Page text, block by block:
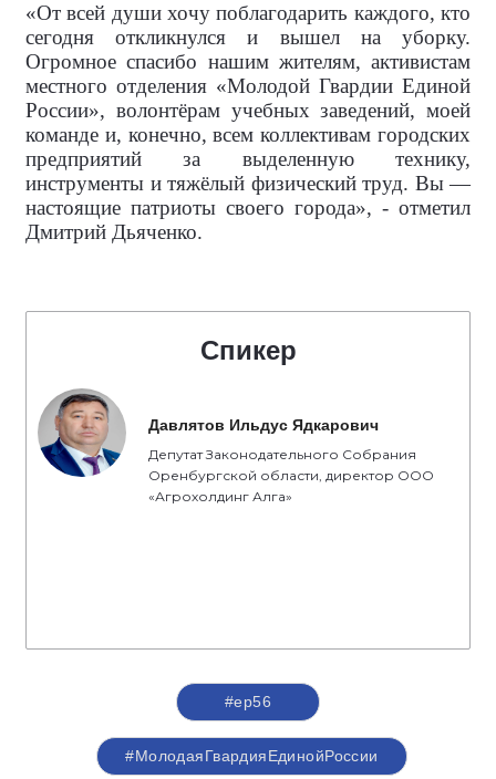
«От всей души хочу поблагодарить каждого, кто
сегодня откликнулся и вышел на уборку.
Огромное спасибо нашим жителям, активистам
местного отделения «Молодой Гвардии Единой
России», волонтёрам учебных заведений, моей
команде и, конечно, всем коллективам городских
предприятий за выделенную технику,
инструменты и тяжёлый физический труд. Вы —
настоящие патриоты своего города», - отметил
Дмитрий Дьяченко.
Спикер
Давлятов Ильдус Ядкарович
Депутат Законодательного Собрания
Оренбургской области, директор ООО
«Агрохолдинг Алга»
#ер56
#МолодаяГвардияЕдинойРоссии